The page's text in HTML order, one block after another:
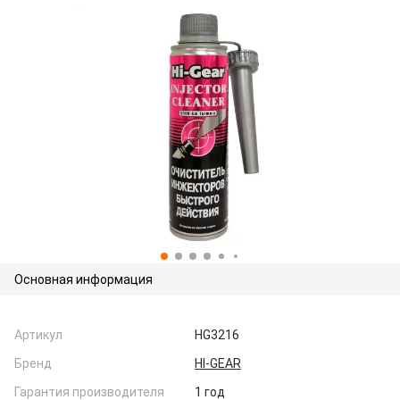
Основная информация
Артикул
HG3216
Бренд
HI-GEAR
Гарантия производителя
1 год